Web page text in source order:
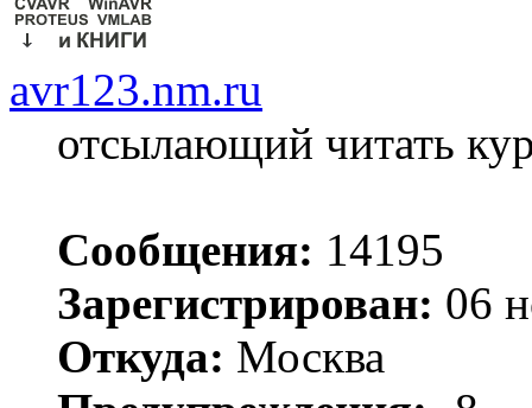
avr123.nm.ru
отсылающий читать
Сообщения: 14195
Зарегистрирован: 06
Откуда: Москва